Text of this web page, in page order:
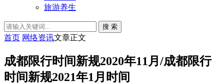
旅游养生
搜 索
首页 网络资讯文章正文
成都限行时间新规2020年11月/成都限行
时间新规2021年1月时间